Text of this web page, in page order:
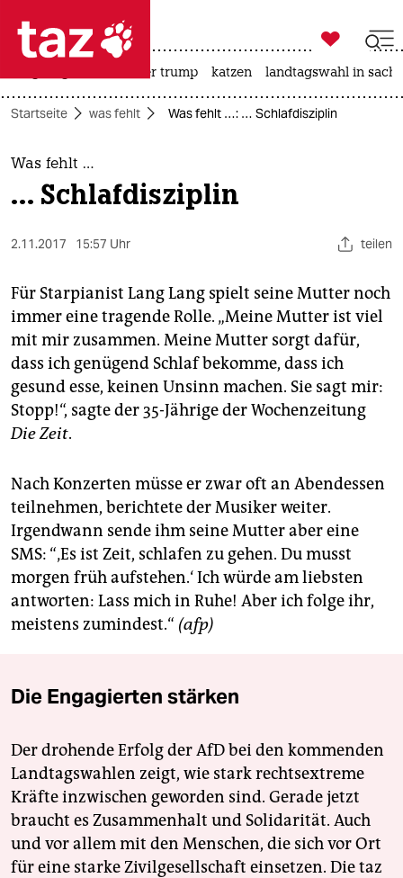
 taz zahl ich
taz zahl ich
themen
politik
öko
gesellschaft
kultur
sport
berlin
nord
wahrheit
verlag
verlag
veranstaltungen
shop
unterstützen
abo
genossenschaft
epaper login

taz zahl ich
usa unter trump katzen landtagswahl in
Startseite was fehlt Was fehlt …: … Schlafdisziplin
Was fehlt …
… Schlafdisziplin
2.11.2017 15:57 Uhr teilen
Für Starpianist Lang Lang spielt seine Mutter noch
immer eine tragende Rolle. „Meine Mutter ist viel
mit mir zusammen. Meine Mutter sorgt dafür,
dass ich genügend Schlaf bekomme, dass ich
gesund esse, keinen Unsinn machen. Sie sagt mir:
Stopp!“, sagte der 35-Jährige der Wochenzeitung
Die Zeit.
Nach Konzerten müsse er zwar oft an Abendessen
teilnehmen, berichtete der Musiker weiter.
Irgendwann sende ihm seine Mutter aber eine
SMS: “‚Es ist Zeit, schlafen zu gehen. Du musst
morgen früh aufstehen.‘ Ich würde am liebsten
antworten: Lass mich in Ruhe! Aber ich folge ihr,
meistens zumindest.“ (afp)
Die Engagierten stärken
Der drohende Erfolg der AfD bei den kommenden
Landtagswahlen zeigt, wie stark rechtsextreme
Kräfte inzwischen geworden sind. Gerade jetzt
braucht es Zusammenhalt und Solidarität. Auch
und vor allem mit den Menschen, die sich vor Ort
für eine starke Zivilgesellschaft einsetzen. Die taz